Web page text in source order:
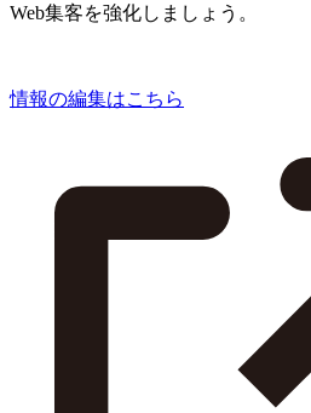
Web集客を強化しましょう。
情報の編集はこちら